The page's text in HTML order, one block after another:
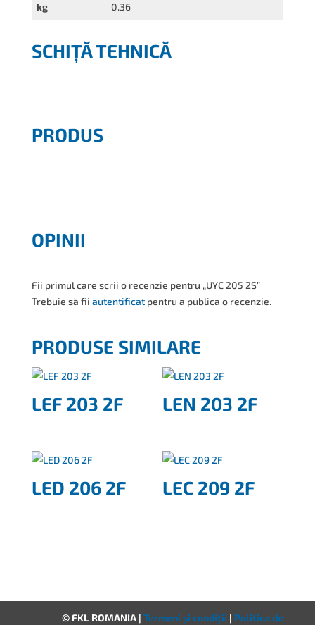
kg 0.36
SCHIȚĂ TEHNICĂ
PRODUS
OPINII
Fii primul care scrii o recenzie pentru „UYC 205 2S”
Trebuie să fii autentificatpentru a publica o recenzie.
PRODUSE SIMILARE
LEF 203 2F LEN 203 2F
LED 206 2F LEC 209 2F
© FKL ROMANIA |Termeni și condiții | Politica de